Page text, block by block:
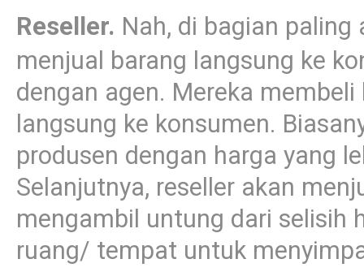
Reseller. Nah, di bagian
menjual barang langsung ke
dengan agen. Mereka
langsung ke konsumen.
produsen dengan harga yang
Selanjutnya, reseller akan
mengambil untung dari selisih
ruang/ tempat untuk